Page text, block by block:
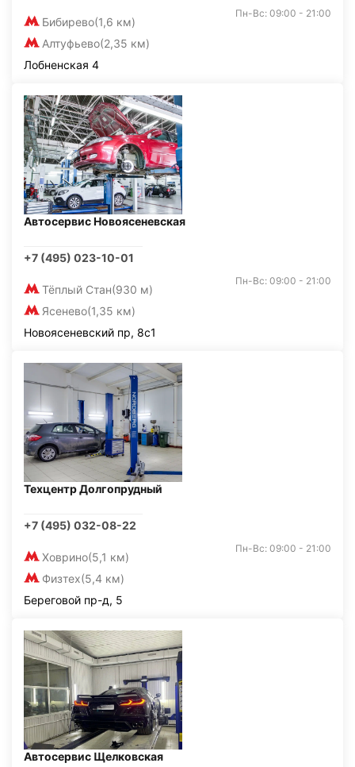
Бибирево(1,6 км)
Алтуфьево(2,35 км)
Пн-Вс: 09:00 - 21:00
Лобненская 4
Автосервис Новоясеневская
+7 (495) 023-10-01
Тёплый Стан(930 м)
Ясенево(1,35 км)
Пн-Вс: 09:00 - 21:00
Новоясеневский пр, 8с1
Техцентр Долгопрудный
+7 (495) 032-08-22
Ховрино(5,1 км)
Физтех(5,4 км)
Пн-Вс: 09:00 - 21:00
Береговой пр-д, 5
Автосервис Щелковская